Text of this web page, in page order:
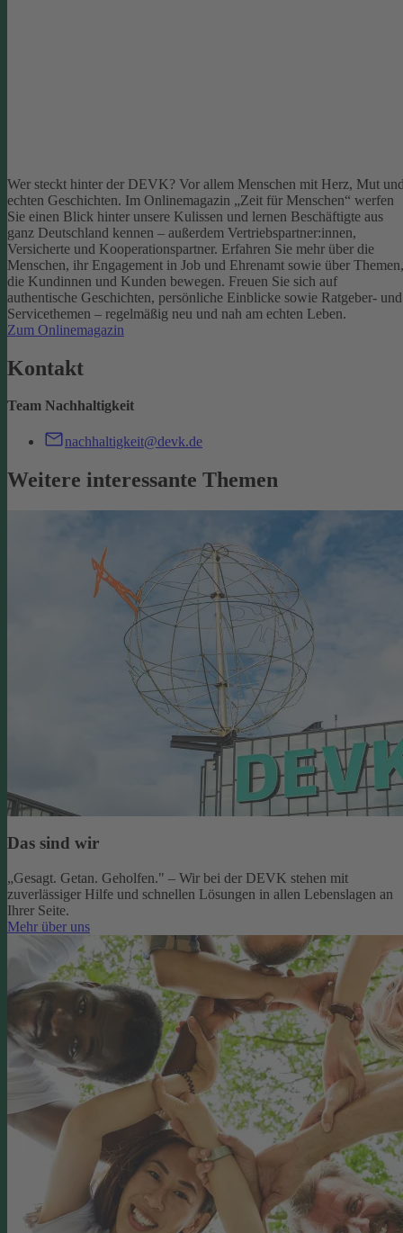
Wer steckt hinter der DEVK? Vor allem Menschen mit Herz, Mut
echten Geschichten. Im Onlinemagazin „Zeit für Menschen“ werfen
Sie einen Blick hinter unsere Kulissen und lernen Beschäftigte aus
ganz Deutschland kennen – außerdem Vertriebspartner:innen,
Versicherte und Kooperationspartner. Erfahren Sie mehr über die
Menschen, ihr Engagement in Job und Ehrenamt sowie über Themen,
die Kundinnen und Kunden bewegen. Freuen Sie sich auf
authentische Geschichten, persönliche Einblicke sowie Ratgeber- und
Servicethemen – regelmäßig neu und nah am echten Leben.
Zum Onlinemagazin
Kontakt
Team Nachhaltigkeit
nachhaltigkeit@devk.de
Weitere interessante Themen
Das sind wir
„Gesagt. Getan. Geholfen." – Wir bei der DEVK stehen mit
zuverlässiger Hilfe und schnellen Lösungen in allen Lebenslagen an
Ihrer Seite.
Mehr über uns